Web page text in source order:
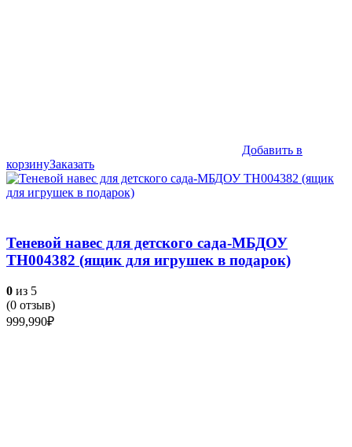
Добавить в
корзинуЗаказать
Теневой навес для детского сада-МБДОУ
ТН004382 (ящик для игрушек в подарок)
0 из 5
(0 отзыв)
999,990₽